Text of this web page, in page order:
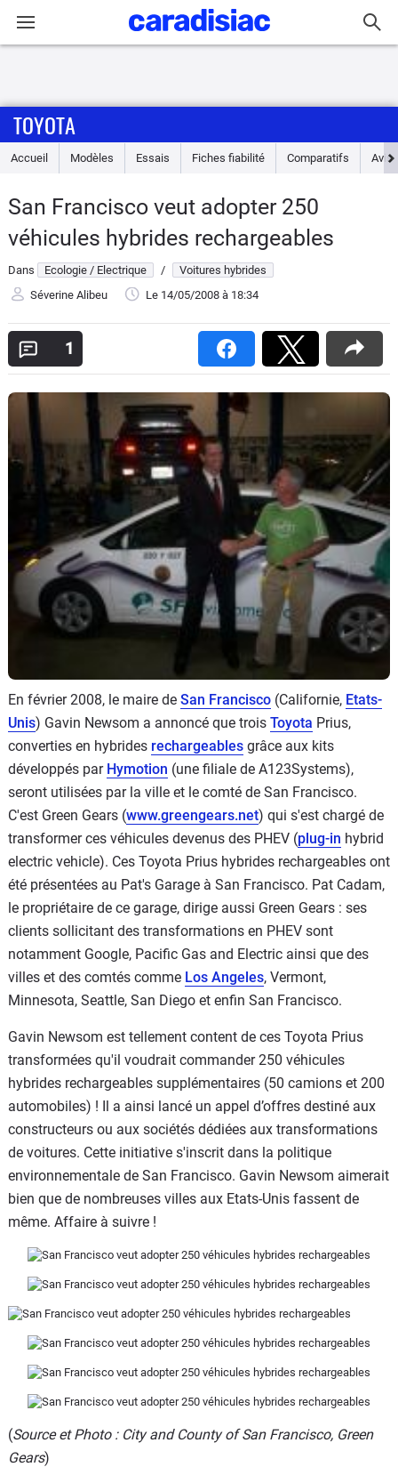
Accueil
Essais
Guide
d'achat
Electriques
Utilitaires
Auto
Services
Moto
Marques
TOYOTA
Accueil Modèles Essais Fiches fiabilité Comparatifs Avis
San Francisco veut adopter 250
véhicules hybrides rechargeables
Dans Ecologie / Electrique /
Voitures hybrides
Séverine Alibeu
Le 14/05/2008 à 18:34
1
En février 2008, le maire de San Francisco (Californie, Etats-
Unis) Gavin Newsom a annoncé que trois Toyota Prius,
converties en hybrides rechargeables grâce aux kits
développés par Hymotion (une filiale de A123Systems),
seront utilisées par la ville et le comté de San Francisco.
C'est Green Gears (www.greengears.net) qui s'est chargé de
transformer ces véhicules devenus des PHEV (plug-in hybrid
electric vehicle). Ces Toyota Prius hybrides rechargeables ont
été présentées au Pat's Garage à San Francisco. Pat Cadam,
le propriétaire de ce garage, dirige aussi Green Gears : ses
clients sollicitant des transformations en PHEV sont
notamment Google, Pacific Gas and Electric ainsi que des
villes et des comtés comme Los Angeles, Vermont,
Minnesota, Seattle, San Diego et enfin San Francisco.
Gavin Newsom est tellement content de ces Toyota Prius
transformées qu'il voudrait commander 250 véhicules
hybrides rechargeables supplémentaires (50 camions et 200
automobiles) ! Il a ainsi lancé un appel d’offres destiné aux
constructeurs ou aux sociétés dédiées aux transformations
de voitures. Cette initiative s'inscrit dans la politique
environnementale de San Francisco. Gavin Newsom aimerait
bien que de nombreuses villes aux Etats-Unis fassent de
même. Affaire à suivre !
(Source et Photo : City and County of San Francisco, Green
Gears)